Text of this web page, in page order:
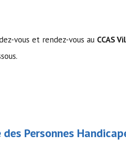
vous et rendez-vous au CCAS
Personnes